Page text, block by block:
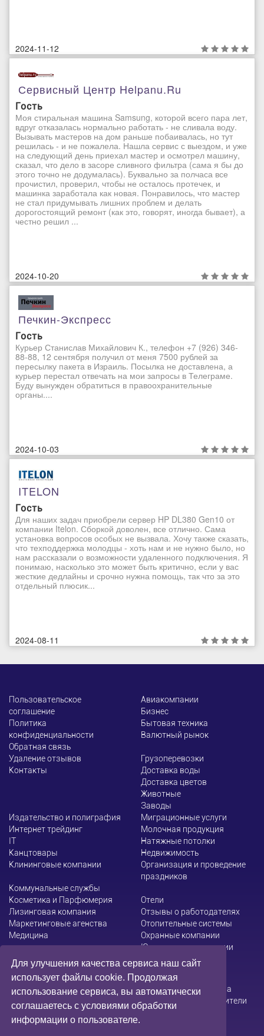
Для улучшения качества сервиса наш сайт
использует файлы cookie. Продолжая
использование сервиса, вы автоматически
соглашаетесь с условиями обработки
информации о пользователе.
2024-11-12
Сервисный Центр Helpanu.ru
Гость
Моя стиральная машина Samsung, которой всего пара лет,
вдруг отказалась нормально работать - не сливала воду.
Вызывать мастеров на дом раньше побаивалась, но тут
решилась - и не пожалела. Нашла сервис с выездом, и уже
на следующий день приехал мастер и осмотрел машину,
сказал, что дело в засоре сливного фильтра (сама я бы до
этого точно не додумалась). Буквально за полчаса все
прочистил, проверил, чтобы не осталось протечек, и
машинка заработала как новая. Понравилось, что мастер
не стал придумывать лишних проблем и делать
дорогостоящий ремонт (как это, говорят, иногда бывает), а
честно решил ...
2024-10-20
Печкин-Экспресс
Гость
Курьер Станислав Михайлович К., телефон +7 (926) 346-
88-88, 12 сентября получил от меня 7500 рублей за
пересылку пакета в Израиль. Посылка не доставлена, а
курьер перестал отвечать на мои запросы в Телеграме.
Буду вынужден обратиться в правоохранительные
органы....
2024-10-03
ITELON
Гость
Для наших задач приобрели сервер HP DL380 Gen10 от
компании Itelon. Сборкой доволен, все отлично. Сама
установка вопросов особых не вызвала. Хочу также сказать,
что техподдержка молодцы - хоть нам и не нужно было, но
нам рассказали о возможности удаленного подключения. Я
понимаю, насколько это может быть критично, если у вас
жесткие дедлайны и срочно нужна помощь, так что за это
отдельный плюсик...
2024-08-11
Пользовательское
соглашение
Политика
конфиденциальности
Обратная связь
Удаление отзывов
Контакты
Авиакомпании
Бизнес
Бытовая техника
Валютный рынок
Грузоперевозки
Доставка воды
Доставка цветов
Животные
Заводы
Издательство и полиграфия
Интернет трейдинг
ІТ
Канцтовары
Клининговые компании
Коммунальные службы
Косметика и Парфюмерия
Лизинговая компания
Маркетинговые агенства
Медицина
Миграционные услуги
Молочная продукция
Натяжные потолки
Недвижимость
Организация и проведение
праздников
Отели
Отзывы о работодателях
Отопительные системы
Охранные компании
Юридические компании
Администрация сайта не несет ответственности за
содержание информации, которую размещают посетители